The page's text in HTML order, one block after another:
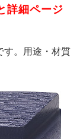
詳細ページ
す。用途・材質